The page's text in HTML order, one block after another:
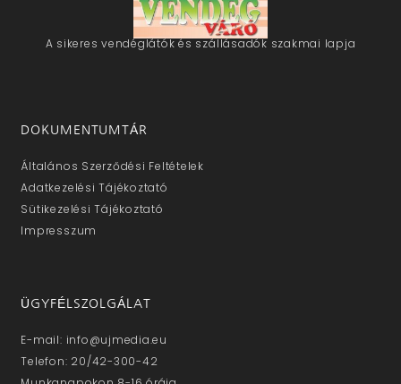
A sikeres vendéglátók és szállásadók szakmai lapja
DOKUMENTUMTÁR
Általános Szerződési Feltételek
Adatkezelési Tájékoztató
Sütikezelési Tájékoztató
Impresszum
ÜGYFÉLSZOLGÁLAT
E-mail: info@ujmedia.eu
Telefon: 20/42-300-42